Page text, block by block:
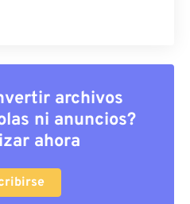
archivos
ni anuncios?
ahora